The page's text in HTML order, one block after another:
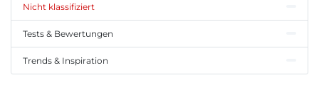
Nicht klassifiziert
Tests & Bewertungen
Trends & Inspiration